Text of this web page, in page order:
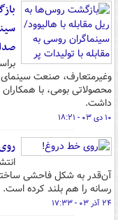
وغیرمتعارف، صنعت
محصولاتی بومی، با
داشت.
۱۰ دی ۰۳ - ۱۸:۲۱
آن‌قدر به شکل فاحشی
رسانه را هم بلند کرده است.
۲۴ آذر ۰۳ - ۱۷:۳۳